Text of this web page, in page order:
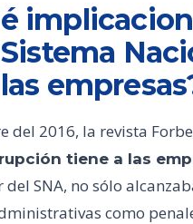
del 2016, la revista
tiene a las
del SNA, no sólo
como